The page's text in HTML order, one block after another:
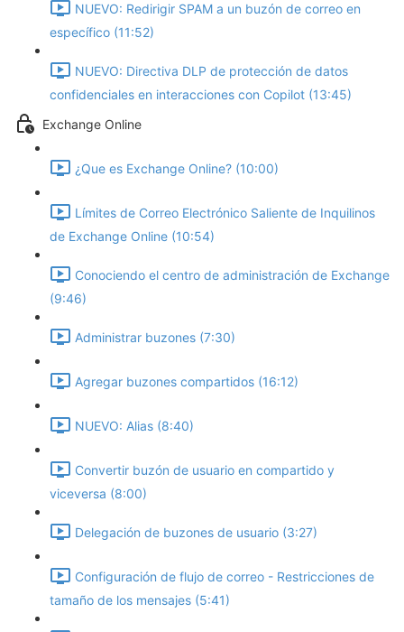
NUEVO: Redirigir SPAM a un buzón de correo en
específico (11:52)
NUEVO: Directiva DLP de protección de datos
confidenciales en interacciones con Copilot (13:45)
Exchange Online
¿Que es Exchange Online? (10:00)
Límites de Correo Electrónico Saliente de Inquilinos
de Exchange Online (10:54)
Conociendo el centro de administración de Exchange
(9:46)
Administrar buzones (7:30)
Agregar buzones compartidos (16:12)
NUEVO: Alias (8:40)
Convertir buzón de usuario en compartido y
viceversa (8:00)
Delegación de buzones de usuario (3:27)
Configuración de flujo de correo - Restricciones de
tamaño de los mensajes (5:41)